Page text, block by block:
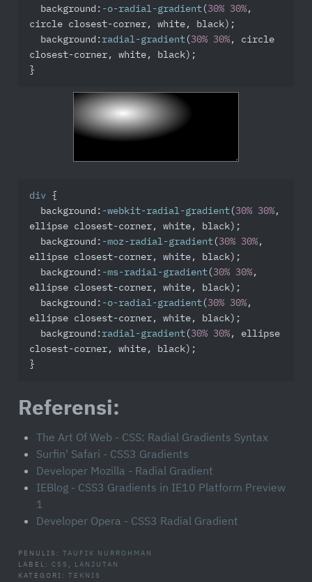
background : -o-radial-gradient ( 30% 30% ,
circle closest-corner, white, black);
background : radial-gradient ( 30% 30% , circle
closest-corner, white, black);
}
div {
background : -webkit-radial-gradient ( 30% 30% ,
ellipse closest-corner, white, black);
background : -moz-radial-gradient ( 30% 30% ,
ellipse closest-corner, white, black);
background : -ms-radial-gradient ( 30% 30% ,
ellipse closest-corner, white, black);
background : -o-radial-gradient ( 30% 30% ,
ellipse closest-corner, white, black);
background : radial-gradient ( 30% 30% , ellipse
closest-corner, white, black);
}
Referensi:
The Art Of Web - CSS: Radial Gradients Syntax
Surfin' Safari - CSS3 Gradients
Developer Mozilla - Radial Gradient
IEBlog - CSS3 Gradients in IE10 Platform Preview
1
Developer Opera - CSS3 Radial Gradient
PENULIS: TAUFIK NURROHMAN
LABEL: CSS
LANJUTAN
KATEGORI: TEKNIS